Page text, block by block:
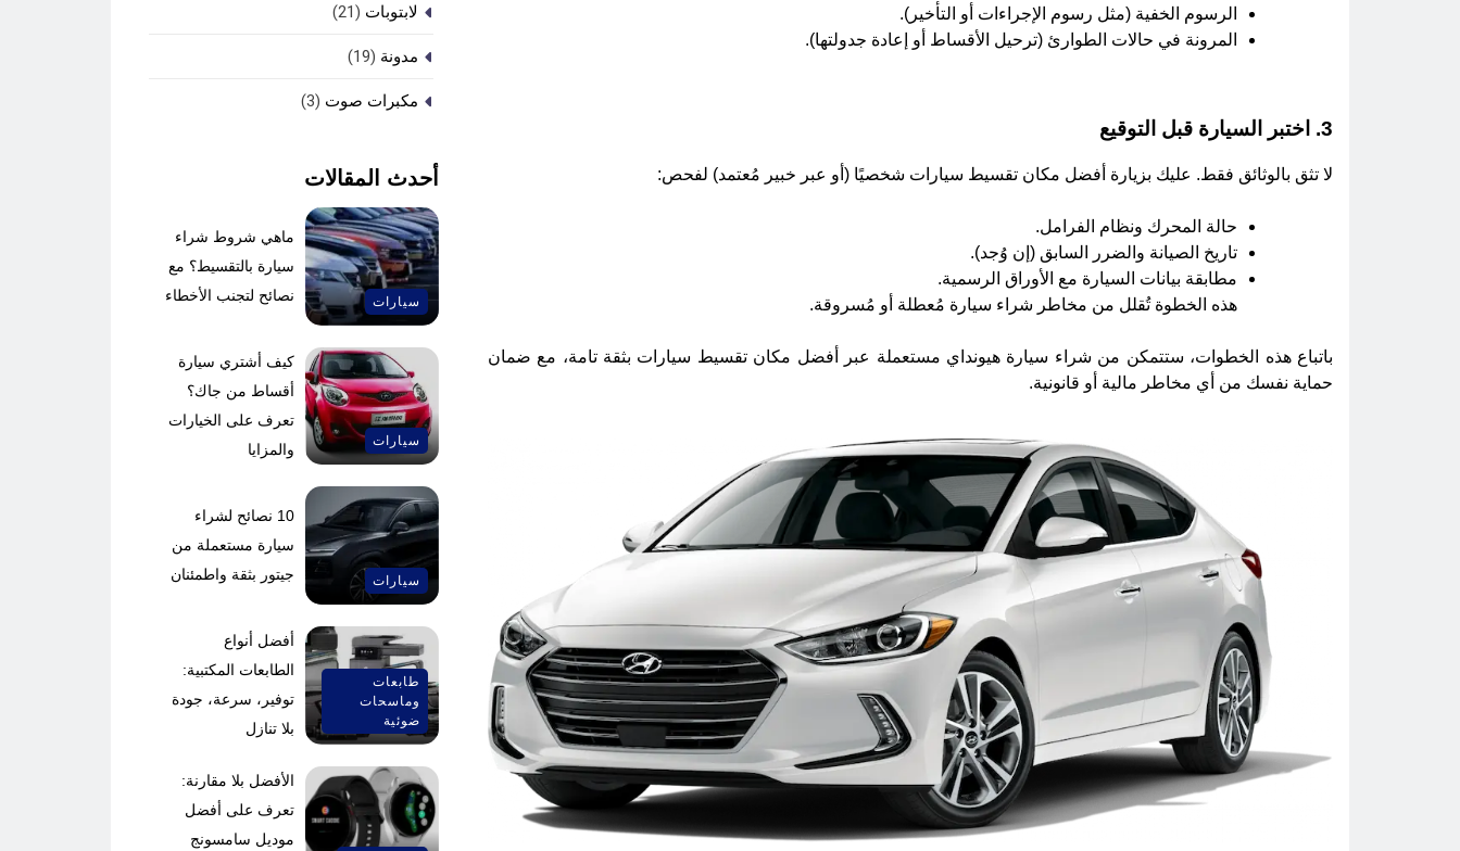
الرسوم الخفية (مثل رسوم الإجراءات أو التأخير).
المرونة في حالات الطوارئ (ترحيل الأقساط أو إعادة جدولتها).
3. اختبر السيارة قبل التوقيع
لا تثق بالوثائق فقط. عليك بزيارة أفضل مكان تقسيط سيارات شخصيًا (أو عبر خبير مُعتمد) لفحص:
حالة المحرك ونظام الفرامل.
تاريخ الصيانة والضرر السابق (إن وُجد).
مطابقة بيانات السيارة مع الأوراق الرسمية.
هذه الخطوة تُقلل من مخاطر شراء سيارة مُعطلة أو مُسروقة.
باتباع هذه الخطوات، ستتمكن من شراء سيارة هيونداي مستعملة عبر أفضل مكان تقسيط سيارات بثقة تامة، مع ضمان
حماية نفسك من أي مخاطر مالية أو قانونية.
لابتوبات (21)
مدونة (19)
مكبرات صوت (3)
أحدث المقالات
سيارات
ماهي شروط شراء
سيارة بالتقسيط؟ مع
نصائح لتجنب الأخطاء
سيارات
كيف أشتري سيارة
أقساط من جاك؟
تعرف على الخيارات
والمزايا
سيارات
10 نصائح لشراء
سيارة مستعملة من
جيتور بثقة واطمئنان
طابعات
وماسحات
ضوئية
أفضل أنواع
الطابعات المكتبية:
توفير، سرعة، جودة
بلا تنازل
الأفضل بلا مقارنة:
تعرف على أفضل
موديل سامسونج